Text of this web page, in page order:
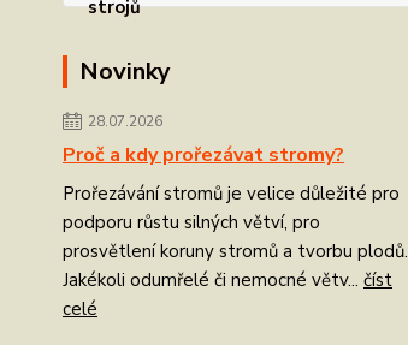
Novinky
28.07.2026
Proč a kdy prořezávat stromy?
Prořezávání stromů je velice důležité pro
podporu růstu silných větví, pro
prosvětlení koruny stromů a tvorbu plodů.
Jakékoli odumřelé či nemocné větv... číst
celé